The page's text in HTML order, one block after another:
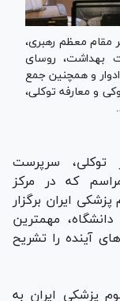
مقام معظم رهبری،
بهداشت، روسای
و همچنین جمع
و معارفه توکلی،
توکلی، سرپرست
که در مرکز
ایران برگزار
مهمترین
آینده را تشریح
پزشکی ایران به